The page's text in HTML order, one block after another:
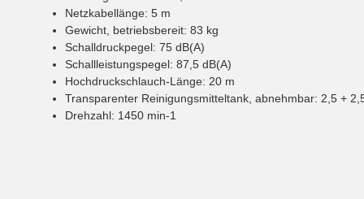
Netzkabellänge: 5 m
Gewicht, betriebsbereit: 83 kg
Schalldruckpegel: 75 dB(A)
Schallleistungspegel: 87,5 dB(A)
Hochdruckschlauch-Länge: 20 m
Transparenter Reinigungsmitteltank, abnehmbar: 2,5 +
Drehzahl: 1450 min-1